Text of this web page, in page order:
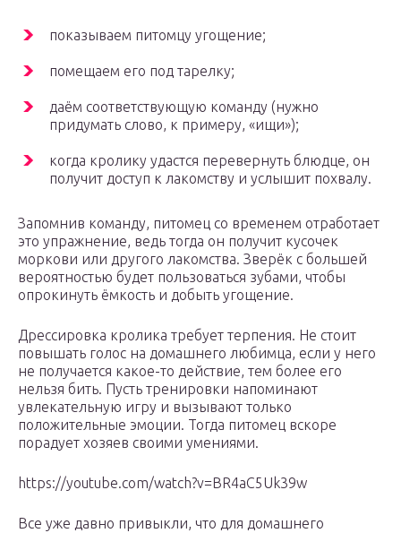
показываем питомцу угощение;
помещаем его под тарелку;
даём соответствующую команду (нужно
придумать слово, к примеру, «ищи»);
когда кролику удастся перевернуть блюдце, он
получит доступ к лакомству и услышит похвалу.
Запомнив команду, питомец со временем отработает
это упражнение, ведь тогда он получит кусочек
моркови или другого лакомства. Зверёк с большей
вероятностью будет пользоваться зубами, чтобы
опрокинуть ёмкость и добыть угощение.
Дрессировка кролика требует терпения. Не стоит
повышать голос на домашнего любимца, если у него
не получается какое-то действие, тем более его
нельзя бить. Пусть тренировки напоминают
увлекательную игру и вызывают только
положительные эмоции. Тогда питомец вскоре
порадует хозяев своими умениями.
https://youtube.com/watch?v=BR4aC5Uk39w
Все уже давно привыкли, что для домашнего